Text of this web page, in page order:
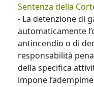
Sentenza della
- La detenzione di
automaticamente
antincendio o di
responsabilità
della specifica
impone